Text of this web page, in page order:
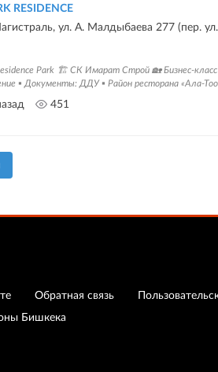
RESIDENCE
ул. А. Малдыбаева 277 (пер.
Park 🏗 СК Имарат Строй 🏡 Бизнес-
▪️ Документы: ДДУ ▪️ Район ресторана «Ала-
451
Обратная связь
Бишкека